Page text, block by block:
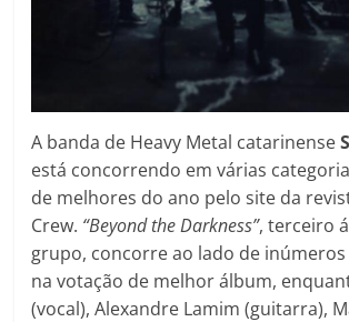
A banda de Heavy Metal catarinense
está concorrendo em várias
de melhores do ano pelo site da
Crew. “Beyond the Darkness”, terceiro
grupo, concorre ao lado de
na votação de melhor álbum,
(vocal), Alexandre Lamim (guitarra),